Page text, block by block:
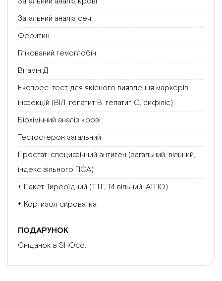
Загальний аналіз сечі
Феритин
Глікований гемоглобін
Вітамін Д
Експрес-тест для якісного виявлення маркерів
інфекцій (ВІЛ, гепатит В, гепатит С, сифіліс)
Біохімічний аналіз крові
Тестостерон загальний
Простат-специфічний антиген (загальний, вільний,
індекс вільного ПСА)
+ Пакет Тиреоїдний (ТТГ, Т4 вільний, АТПО)
+ Кортизол сироватка
ПОДАРУНОК
Сніданок в SHOco.